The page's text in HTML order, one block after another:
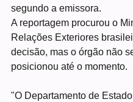
segundo a emissora.
A reportagem procurou o
Relações Exteriores
decisão, mas o órgão não
posicionou até o momento.
"O Departamento de